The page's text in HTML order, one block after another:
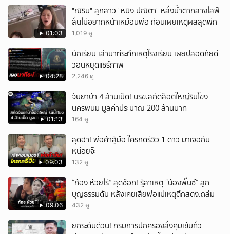
01:03
"ณิริน" ลูกสาว "หนิง ปณิตา" หลั่งน้ำตากลางไลฟ์
ลั่นไม่อยากหน้าเหมือนพ่อ ก่อนเผยเหตุผลสุดพีก
1,019 ดู
04:28
นักเรียน เล่านาทีระทึกเหตุโรงเรียน เผยปลอดภัยดี
วอนหยุดแชร์ภาพ
2,246 ดู
01:13
จับยาบ้า 4 ล้านเม็ด! นรข.สกัดล็อตใหญ่ริมโขง
นครพนม มูลค่าประมาณ 200 ล้านบาท
164 ดู
09:03
สุดฮา! พ่อค้าสู้มือ ใครกดรีวิว 1 ดาว มาเจอกัน
หน่อยจ๊ะ
132 ดู
09:06
“ก้อง ห้วยไร่” สุดช็อก! รู้สาเหตุ “น้องพั๊นซ์“ ลูก
บุญธรรมดับ หลังเคยเสียพ่อแม่เหตุตึกสตง.ถล่ม
432 ดู
ยกระดับด่วน! กรมการปกครองสั่งคุมเข้มทั่ว